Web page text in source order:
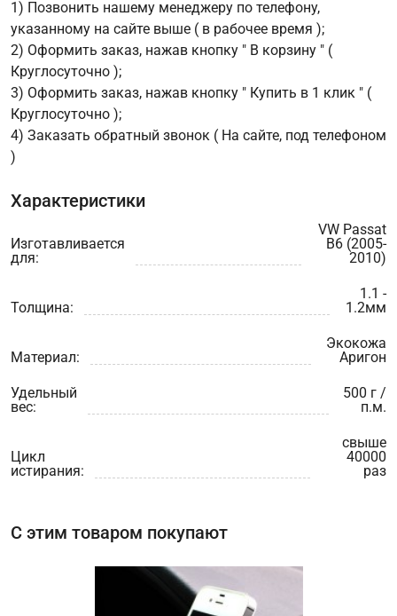
1) Позвонить нашему менеджеру по телефону,
указанному на сайте выше ( в рабочее время );
2) Оформить заказ, нажав кнопку " В корзину " (
Круглосуточно );
3) Оформить заказ, нажав кнопку " Купить в 1 клик " (
Круглосуточно );
4) Заказать обратный звонок ( На сайте, под телефоном
)
Характеристики
Изготавливается
для:
VW Passat
B6 (2005-
2010)
Толщина:
1.1 -
1.2мм
Материал:
Экокожа
Аригон
Удельный
вес:
500 г /
п.м.
Цикл
истирания:
свыше
40000
раз
С этим товаром покупают